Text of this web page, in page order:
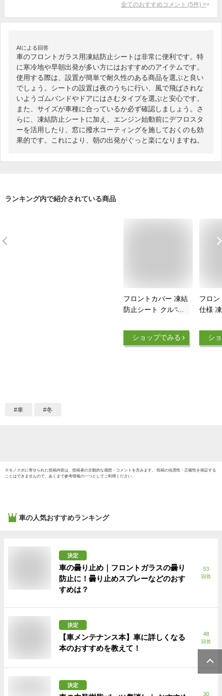
全てのおすすめコメント (5件) >
AIによる回答
車のフロントガラス用凍結防止シートは非常に便利です。特
に寒冷地や早朝出発が多い方にはおすすめのアイテムです。
使用する際は、設置が簡単で耐久性のある商品を選ぶと良い
でしょう。シートの設置は夜のうちに行い、風で飛ばされな
いようゴムバンドやドアにはさむタイプを選ぶと安心です。
また、サイズが車種に合っているか必ず確認しましょう。さ
らに、凍結防止シートに加え、エンジン始動前にデフロスタ
ーを活用したり、窓に撥水コーティングを施しておくのも効
果的です。これにより、朝の出発がぐっと楽になりますね。
ランキング内で紹介されている商品
フロントカバー 凍結
防止シート クルマde
大型車用 車用 雪対
策 自動車用フロント
ショップでみる
フロン
仕様
熱シー
バー[
シ
車 冬
※モノスポに寄せられた投稿内容は、投稿者の主観的な感想・コメントを含みます。 投稿の信憑性・正確性を保証する
ことはできませんので、あくまで参考情報の一つとしてご利用ください。
車の人気おすすめランキング
決定
車の曇り止め｜フロントガラスの曇り
防止に！曇り止めスプレーなどのおす
すめは？
53
回答
決定
【車メンテナンス本】車に詳しくなる
本のおすすめを教えて！
48
回答
決定
30